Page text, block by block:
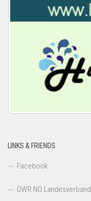
LINKS & FRIENDS
Facebook
ÖWR NÖ Landesverband